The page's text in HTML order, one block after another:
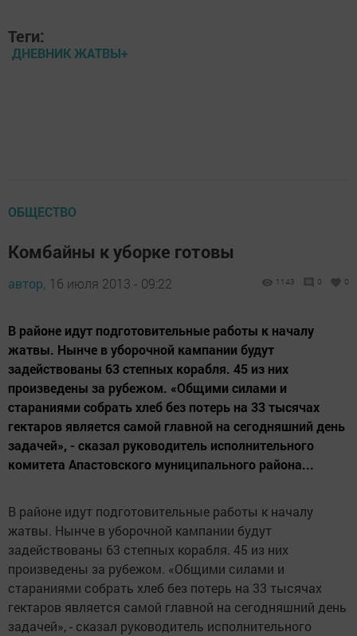
Теги:
ДНЕВНИК ЖАТВЫ+
ОБЩЕСТВО
Комбайны к уборке готовы
автор, 16 июля 2013 - 09:22 1143 0 0
В районе идут подготовительные работы к началу
жатвы. Нынче в уборочной кампании будут
задействованы 63 степных корабля. 45 из них
произведены за рубежом. «Общими силами и
стараниями собрать хлеб без потерь на 33 тысячах
гектаров является самой главной на сегодняшний день
задачей», - сказал руководитель исполнительного
комитета Апастовского муниципального района...
В районе идут подготовительные работы к началу
жатвы. Нынче в уборочной кампании будут
задействованы 63 степных корабля. 45 из них
произведены за рубежом. «Общими силами и
стараниями собрать хлеб без потерь на 33 тысячах
гектаров является самой главной на сегодняшний день
задачей», - сказал руководитель исполнительного